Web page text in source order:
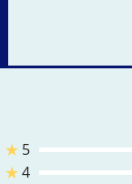
★ 5
★4